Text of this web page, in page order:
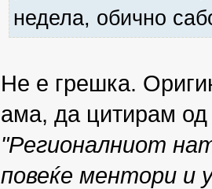
недела, обично
Не е грешка.
ама, да цитирам
"Регионалниот
повеќе ментори и